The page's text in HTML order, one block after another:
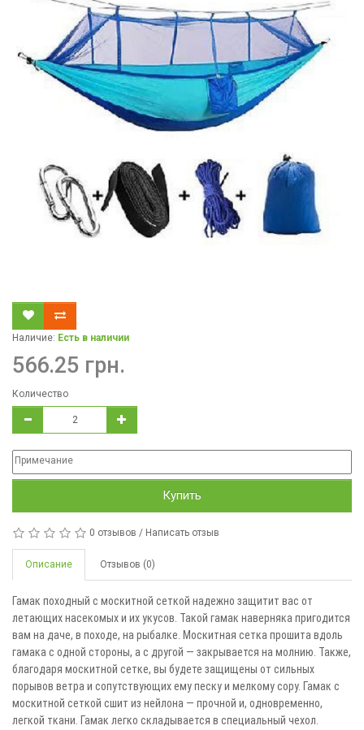
Наличие: Есть в наличии
566.25 грн.
Количество
Купить
0 отзывов / Написать отзыв
Описание Отзывов (0)
Гамак походный с москитной сеткой надежно защитит вас от
летающих насекомых и их укусов. Такой гамак наверняка пригодится
вам на даче, в походе, на рыбалке. Москитная сетка прошита вдоль
гамака с одной стороны, а с другой — закрывается на молнию. Также,
благодаря москитной сетке, вы будете защищены от сильных
порывов ветра и сопутствующих ему песку и мелкому сору. Гамак с
москитной сеткой сшит из нейлона — прочной и, одновременно,
легкой ткани. Гамак легко складывается в специальный чехол.